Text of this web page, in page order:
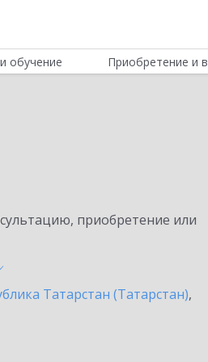
обучение Приобретение и
приобретение или
Татарстан (Татарстан),